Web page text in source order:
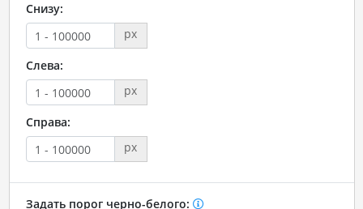
Снизу:
px
Слева:
px
Справа:
px
Задать порог черно-белого: